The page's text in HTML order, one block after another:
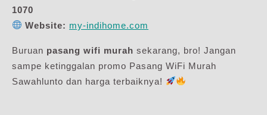
1070
Website: my-indihome.com
Buruan pasang wifi murah sekarang, bro! Jangan
sampe ketinggalan promo Pasang WiFi Murah
Sawahlunto dan harga terbaiknya!